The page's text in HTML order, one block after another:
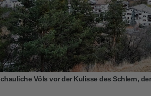
Völs vor der Kulisse des Schlern,